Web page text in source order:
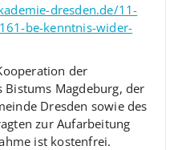
dresden.de/11-
be-kenntnis-wider-
der
Bistums Magdeburg, der
Dresden sowie des
zur Aufarbeitung
ist kostenfrei.